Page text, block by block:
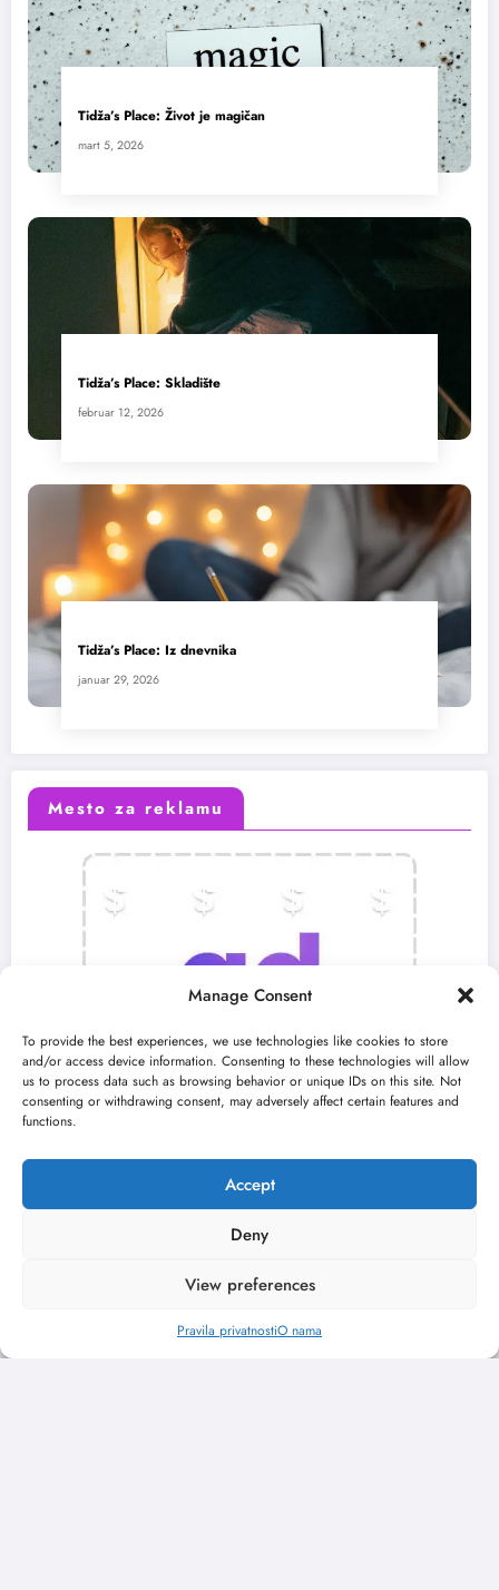
Manage Consent
To provide the best experiences, we use technologies like cookies to store
and/or access device information. Consenting to these technologies will allow
us to process data such as browsing behavior or unique IDs on this site. Not
consenting or withdrawing consent, may adversely affect certain features and
functions.
Accept
Deny
View preferences
Pravila privatnostiO nama
Tidža’s Place: Život je magičan
mart 5, 2026
Tidža’s Place: Skladište
februar 12, 2026
Tidža’s Place: Iz dnevnika
januar 29, 2026
Mesto za reklamu